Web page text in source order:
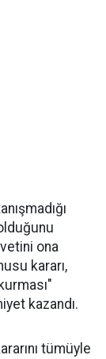
ona
kararı,
kazandı.
tümüyle